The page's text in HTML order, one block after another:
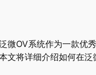
微OV系统作为一款优
将详细介绍如何在